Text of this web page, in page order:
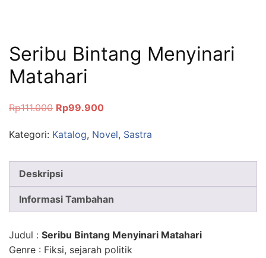
Seribu Bintang Menyinari
Matahari
Rp111.000 Rp99.900
Kategori: Katalog, Novel, Sastra
Deskripsi
Informasi Tambahan
Judul : Seribu Bintang Menyinari Matahari
Genre : Fiksi, sejarah politik